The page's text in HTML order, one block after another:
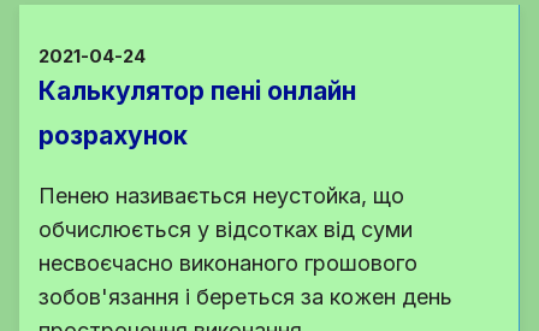
2021-04-24
Калькулятор пені онлайн
розрахунок
Пенею називається неустойка, що
обчислюється у відсотках від суми
несвоєчасно виконаного грошового
зобов'язання і береться за кожен день